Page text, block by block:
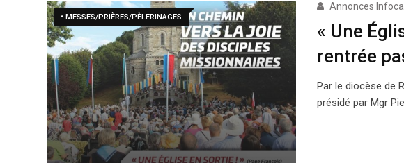
• MESSES/PRIÈRES/PÈLERINAGES
Annonces
« Une
rentrée
Par le diocèse de
présidé par Mgr